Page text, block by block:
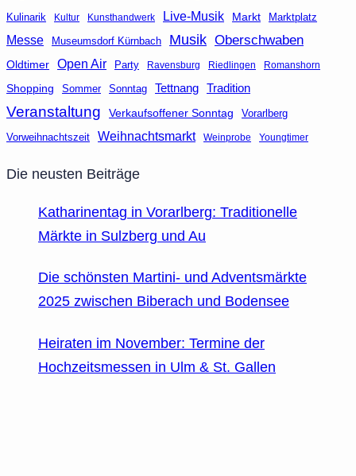
Kulinarik Kultur Kunsthandwerk Live-Musik Markt Marktplatz
Messe Museumsdorf Kürnbach Musik Oberschwaben
Oldtimer Open Air Party Ravensburg Riedlingen Romanshorn
Shopping Sommer Sonntag Tettnang Tradition
Veranstaltung Verkaufsoffener Sonntag
Vorarlberg
Vorweihnachtszeit
Weihnachtsmarkt Weinprobe Youngtimer
Die neusten Beiträge
Katharinentag in Vorarlberg: Traditionelle
Märkte in Sulzberg und Au
Die schönsten Martini- und Adventsmärkte
2025 zwischen Biberach und Bodensee
Heiraten im November: Termine der
Hochzeitsmessen in Ulm & St. Gallen